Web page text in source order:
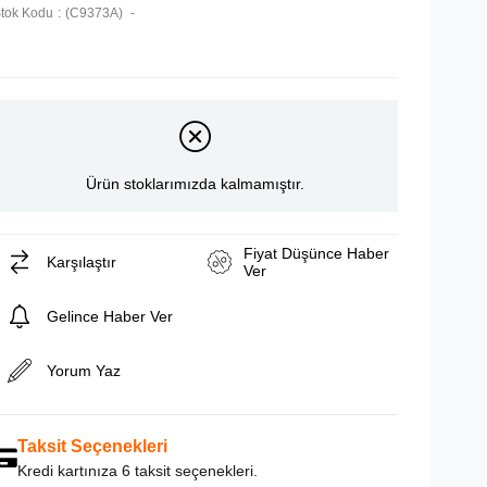
Kodu (C9373A)
Ürün stoklarımızda kalmamıştır.
Karşılaştır
Fiyat Düşünce Haber
Ver
Gelince Haber Ver
Yorum Yaz
Taksit Seçenekleri
Kredi kartınıza 6 taksit seçenekleri.